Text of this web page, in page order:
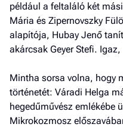
például a feltaláló két
Mária és Zipernovszky
alapítója, Hubay Jenő
akárcsak Geyer Stefi.
Mintha sorsa volna, hogy
történetét: Váradi Helga
hegedűművész emlékébe
Mikrokozmosz